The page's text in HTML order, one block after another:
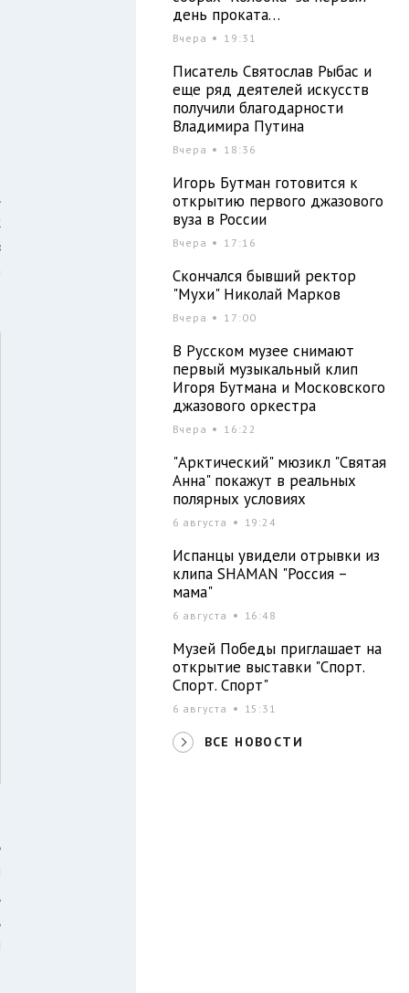
день проката…
Вчера 19:31
Писатель Святослав Рыбас и
еще ряд деятелей искусств
получили благодарности
Владимира Путина
Вчера 18:36
Игорь Бутман готовится к
открытию первого джазового
вуза в России
Вчера 17:16
Скончался бывший ректор
"Мухи" Николай Марков
Вчера 17:00
В Русском музее снимают
первый музыкальный клип
Игоря Бутмана и Московского
джазового оркестра
Вчера 16:22
"Арктический" мюзикл "Святая
Анна" покажут в реальных
полярных условиях
6 августа 19:24
Испанцы увидели отрывки из
клипа SHAMAN "Россия –
мама"
6 августа 16:48
Музей Победы приглашает на
открытие выставки "Спорт.
Спорт. Спорт"
6 августа 15:31
ВСЕ НОВОСТИ